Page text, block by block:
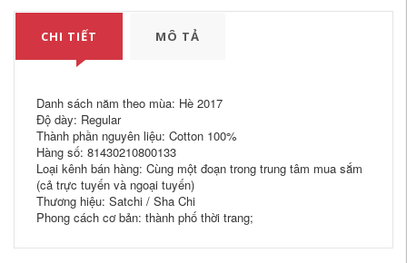
CHI TIẾT MÔ TẢ
Danh sách năm theo mùa: Hè 2017
Độ dày: Regular
Thành phần nguyên liệu: Cotton 100%
Hàng số: 81430210800133
Loại kênh bán hàng: Cùng một đoạn trong trung tâm mua sắm
(cả trực tuyến và ngoại tuyến)
Thương hiệu: Satchi / Sha Chi
Phong cách cơ bản: thành phố thời trang;